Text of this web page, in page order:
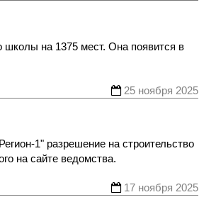
школы на 1375 мест. Она появится в
25 ноября 2025
1" разрешение на строительство
на сайте ведомства.
17 ноября 2025